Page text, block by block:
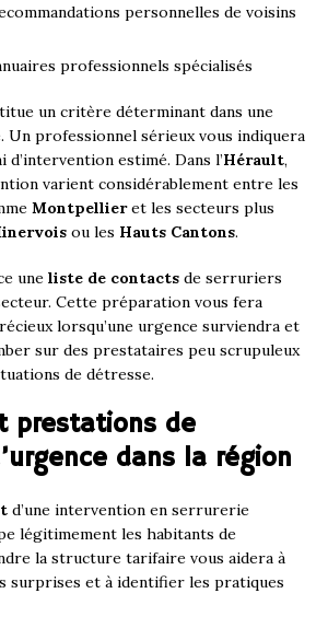
personnelles de voisins
professionnels spécialisés
un critère déterminant dans une
Un professionnel sérieux vous indiquera
d’intervention estimé. Dans l’Hérault,
varient considérablement entre les
Montpellieret les secteurs plus
ou les Hauts Cantons.
une liste de contacts de serruriers
Cette préparation vous fera
lorsqu’une urgence surviendra et
sur des prestataires peu scrupuleux
de détresse.
prestations de
dans la région
d’une intervention en serrurerie
légitimement les habitants de
la structure tarifaire vous aidera à
surprises et à identifier les pratiques